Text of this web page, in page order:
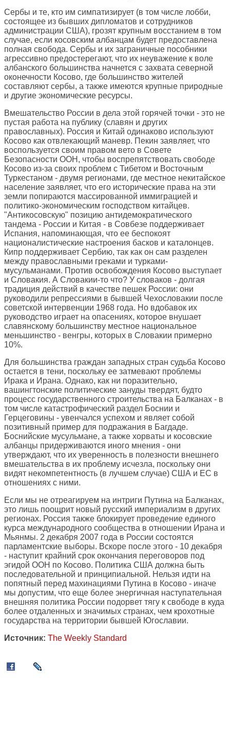
Сербы и те, кто им симпатизирует (в том числе лобби,
состоящее из бывших дипломатов и сотрудников
администрации США), грозят крупным восстанием в том
случае, если косовским албанцам будет предоставлена
полная свобода. Сербы и их заграничные пособники
агрессивно предостерегают, что их неуважение к воле
албанского большинства начнется с захвата северной
оконечности Косово, где большинство жителей
составляют сербы, а также имеются крупные природные
и другие экономические ресурсы.
Вмешательство России в дела этой горячей точки - это не
пустая работа на публику (славян и других
православных). Россия и Китай одинаково используют
Косово как отвлекающий маневр. Пекин заявляет, что
воспользуется своим правом вето в Совете
Безопасности ООН, чтобы воспрепятствовать свободе
Косово из-за своих проблем с Тибетом и Восточным
Туркестаном - двумя регионами, где местное некитайское
население заявляет, что его исторические права на эти
земли попираются массированной иммиграцией и
политико-экономическим господством китайцев.
"Антикосовскую" позицию антидемократического
тандема - России и Китая - в Совбезе поддерживает
Испания, напоминающая, что ее беспокоят
националистические настроения басков и каталонцев.
Кипр поддерживает Сербию, так как он сам разделен
между православными греками и турками-
мусульманами. Против освобождения Косово выступает
и Словакия. А Словакии-то что? У словаков - долгая
традиция действий в качестве пешек России: они
руководили репрессиями в бывшей Чехословакии после
советской интервенции 1968 года. Но вдобавок их
руководство играет на опасениях, которое внушает
славянскому большинству местное национальное
меньшинство - венгры, которых в Словакии примерно
10%.
Для большинства граждан западных стран судьба Косово
остается в тени, поскольку ее затмевают проблемы
Ирака и Ирана. Однако, как ни поразительно,
вашингтонские политические зануды твердят, будто
процесс государственного строительства на Балканах - в
том числе катастрофический раздел Боснии и
Герцеговины - увенчался успехом и являет собой
позитивный пример для подражания в Багдаде.
Боснийские мусульмане, а также хорваты и косовские
албанцы придерживаются иного мнения - они
утверждают, что их уверенность в полезности внешнего
вмешательства в их проблему исчезла, поскольку они
видят некомпетентность (в лучшем случае) США и ЕС в
отношениях с ними.
Если мы не отреагируем на интриги Путина на Балканах,
это лишь поощрит новый русский империализм в других
регионах. Россия также блокирует проведение единого
курса международного сообщества в отношении Ирана и
Мьянмы. 2 декабря 2007 года в России состоятся
парламентские выборы. Вскоре после этого - 10 декабря
- наступит крайний срок окончания переговоров под
эгидой ООН по Косово. Политика США должна быть
последовательной и принципиальной. Нельзя идти на
попятный перед махинациями Путина в Косово - иначе
мы допустим, что еще более энергичная наступательная
внешняя политика России подорвет тягу к свободе в куда
более отдаленных и значимых странах, чем крохотные
государства на территории бывшей Югославии.
Источник: The Weekly Standard